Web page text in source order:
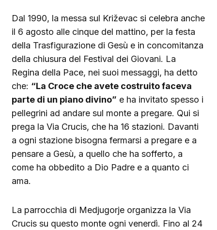
Dal 1990, la messa sul Križevac si celebra anche
il 6 agosto alle cinque del mattino, per la festa
della Trasfigurazione di Gesù e in concomitanza
della chiusura del Festival dei Giovani. La
Regina della Pace, nei suoi messaggi, ha detto
che: “La Croce che avete costruito faceva
parte di un piano divino” e ha invitato spesso i
pellegrini ad andare sul monte a pregare. Qui si
prega la Via Crucis, che ha 16 stazioni. Davanti
a ogni stazione bisogna fermarsi a pregare e a
pensare a Gesù, a quello che ha sofferto, a
come ha obbedito a Dio Padre e a quanto ci
ama.
La parrocchia di Medjugorje organizza la Via
Crucis su questo monte ogni venerdì. Fino al 24